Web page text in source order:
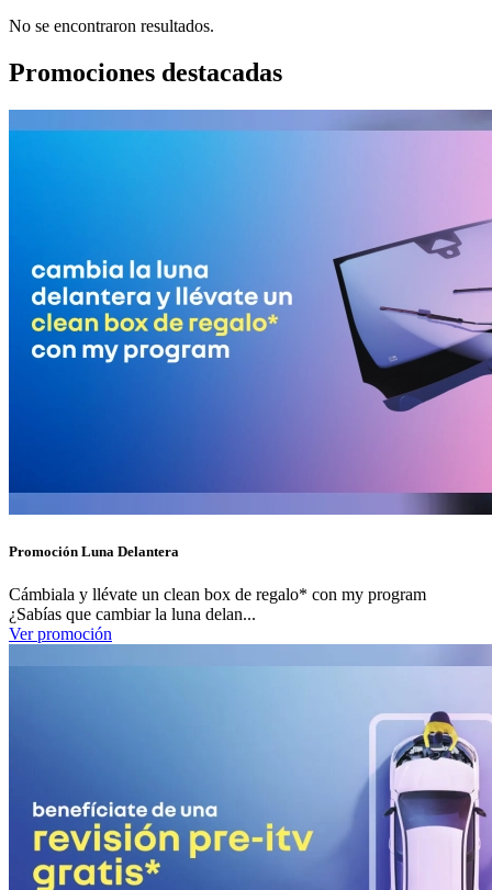
No se encontraron resultados.
Promociones destacadas
Promoción Luna Delantera
Cámbiala y llévate un clean box de regalo* con my program
¿Sabías que cambiar la luna delan...
Ver promoción